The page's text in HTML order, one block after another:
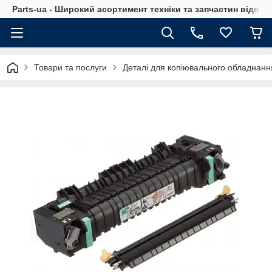
Parts-ua - Широкий асортимент техніки та запчастин
Товари та послуги Деталі для копіювального